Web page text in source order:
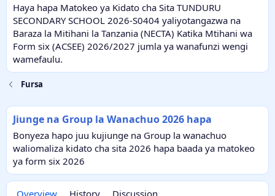
n
d
a
t
e
Haya hapa Matokeo ya Kidato cha Sita TUNDURU
SECONDARY SCHOOL 2026-S0404 yaliyotangazwa na
Baraza la Mitihani la Tanzania (NECTA) Katika Mtihani wa
Form six (ACSEE) 2026/2027 jumla ya wanafunzi wengi
wamefaulu.
Fursa
Jiunge na Group la Wanachuo 2026 hapa
Bonyeza hapo juu kujiunge na Group la wanachuo
waliomaliza kidato cha sita 2026 hapa baada ya matokeo
ya form six 2026
Overview History Discussion